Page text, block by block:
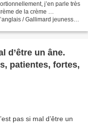
j’en parle très
de la crème …
/ Gallimard jeunesse /
d’être un âne.
patientes, fortes,